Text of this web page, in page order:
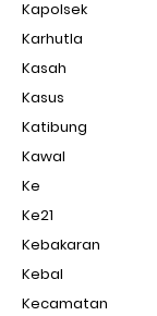
Kapolsek
Karhutla
Kasah
Kasus
Katibung
Kawal
Ke
Ke21
Kebakaran
Kebal
Kecamatan